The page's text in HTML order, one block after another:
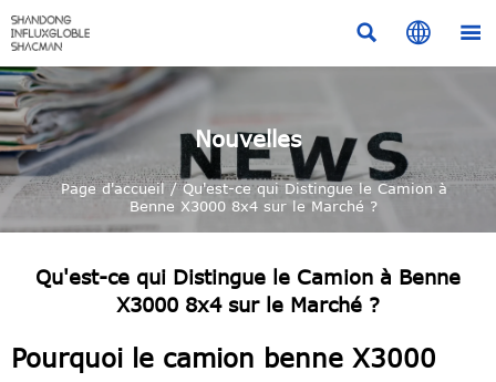
  
Nouvelles
Page d'accueil/Qu'est-ce qui Distingue le Camion à
Benne X3000 8x4 sur le Marché ?
Qu'est-ce qui Distingue le Camion à Benne
X3000 8x4 sur le Marché ?
Pourquoi le camion benne X3000